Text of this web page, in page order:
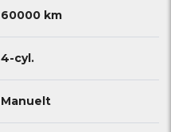
60000 km
4-cyl.
Manuelt